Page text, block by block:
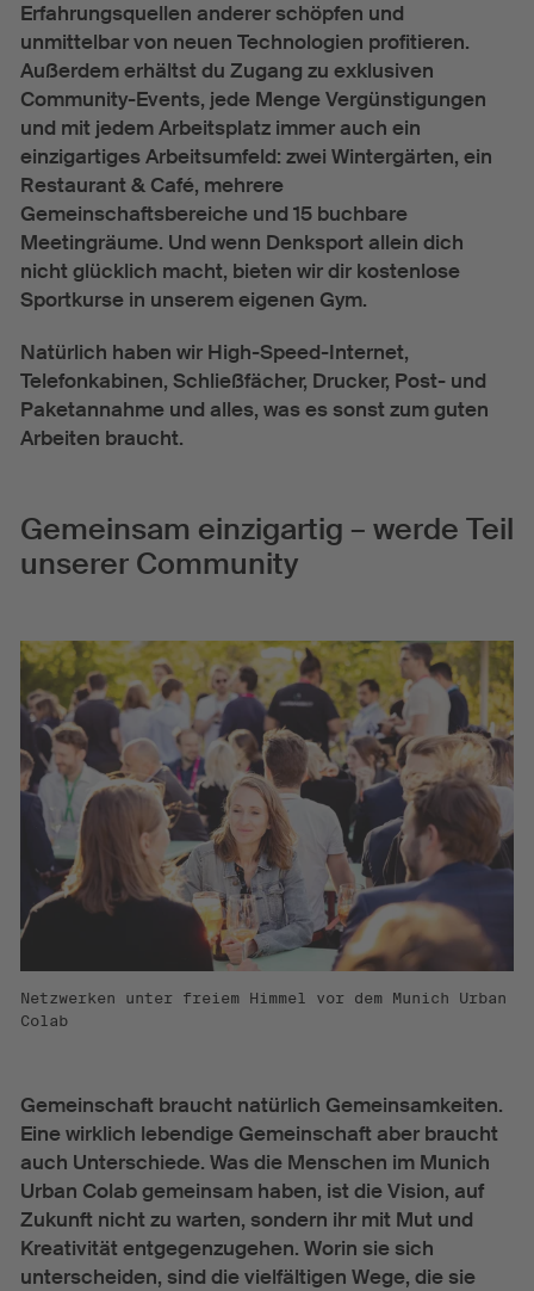
Erfahrungsquellen anderer schöpfen und
unmittelbar von neuen Technologien profitieren.
Außerdem erhältst du Zugang zu exklusiven
Community-Events, jede Menge Vergünstigungen
und mit jedem Arbeitsplatz immer auch ein
einzigartiges Arbeitsumfeld: zwei Wintergärten, ein
Restaurant & Café, mehrere
Gemeinschaftsbereiche und 15 buchbare
Meetingräume. Und wenn Denksport allein dich
nicht glücklich macht, bieten wir dir kostenlose
Sportkurse in unserem eigenen Gym.
Natürlich haben wir High-Speed-Internet,
Telefonkabinen, Schließfächer, Drucker, Post- und
Paketannahme und alles, was es sonst zum guten
Arbeiten braucht.
Gemeinsam einzigartig – werde Teil
unserer Community
Netzwerken unter freiem Himmel vor dem Munich Urban
Colab
Gemeinschaft braucht natürlich Gemeinsamkeiten.
Eine wirklich lebendige Gemeinschaft aber braucht
auch Unterschiede. Was die Menschen im Munich
Urban Colab gemeinsam haben, ist die Vision, auf
Zukunft nicht zu warten, sondern ihr mit Mut und
Kreativität entgegenzugehen. Worin sie sich
unterscheiden, sind die vielfältigen Wege, die sie